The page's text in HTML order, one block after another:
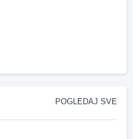
POGLEDAJ SVE